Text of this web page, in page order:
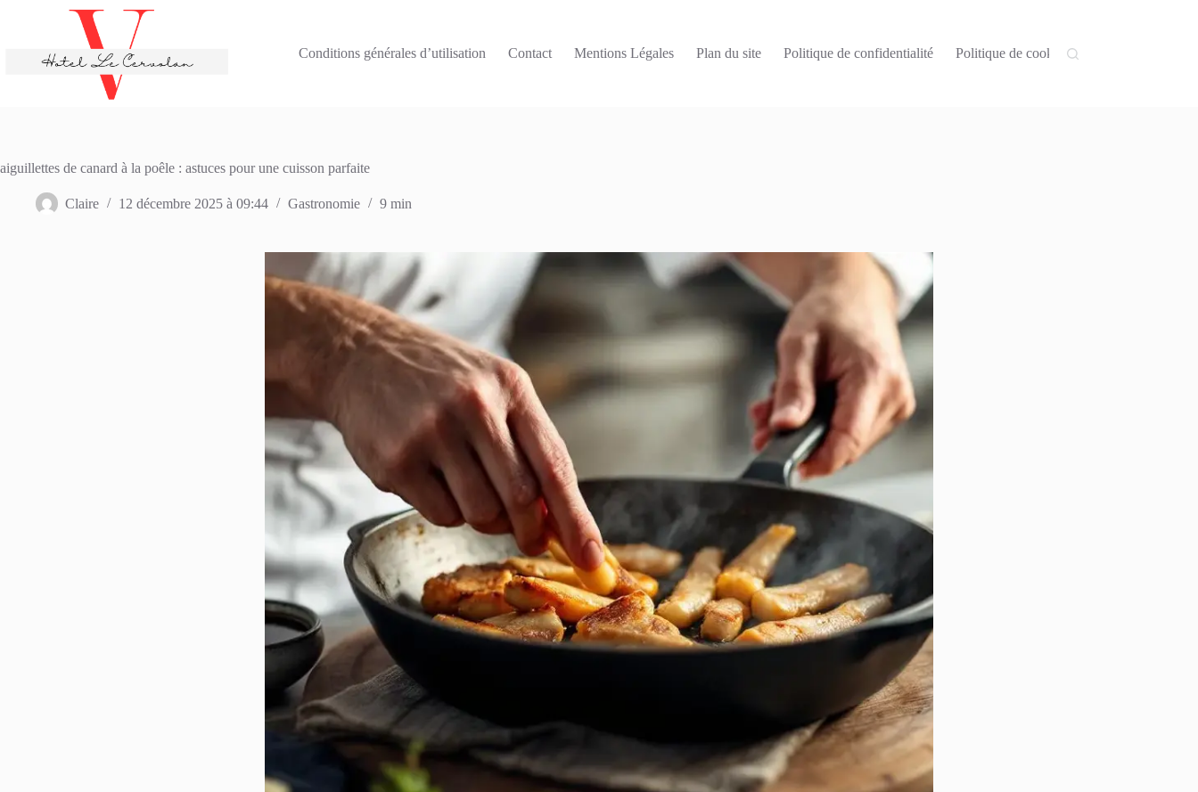
Conditions générales d’utilisation
Contact Mentions Légales Plan du site Politique de confidentialité Politique de cookies (UE)
aiguillettes de canard à la poêle : astuces pour une cuisson parfaite
Claire 12 décembre 2025 à 09:44 Gastronomie 9 min